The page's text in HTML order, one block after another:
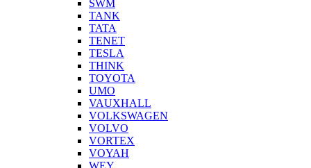
SWM
TANK
TATA
TENET
TESLA
THINK
TOYOTA
UMO
VAUXHALL
VOLKSWAGEN
VOLVO
VORTEX
VOYAH
WEY